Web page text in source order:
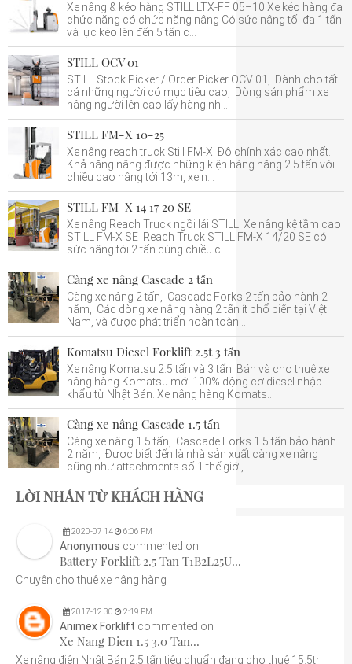
Xe nâng & kéo hàng STILL LTX-FF 05–10 Xe kéo hàng đa
chức năng có chức năng nâng Có sức nâng tối đa 1 tấn
và lực kéo lên đến 5 tấn c...
STILL OCV 01
STILL Stock Picker / Order Picker OCV 01, Dành cho tất
cả những người có mục tiêu cao, Dòng sản phẩm xe
nâng người lên cao lấy hàng nh...
STILL FM-X 10-25
Xe nâng reach truck Still FM-X Độ chính xác cao nhất.
Khả năng nâng được những kiện hàng nặng 2.5 tấn với
chiều cao nâng tới 13m, xe n...
STILL FM-X 14 17 20 SE
Xe nâng Reach Truck ngồi lái STILL Xe nâng kệ tầm cao
STILL FM-X SE Reach Truck STILL FM-X 14/20 SE có
sức nâng tới 2 tấn cùng chiều c...
Càng xe nâng Cascade 2 tấn
Càng xe nâng 2 tấn, Cascade Forks 2 tấn bảo hành 2
năm, Các dòng xe nâng hàng 2 tấn ít phổ biến tại Việt
Nam, và được phát triển hoàn toàn...
Komatsu Diesel Forklift 2.5t 3 tấn
Xe nâng Komatsu 2.5 tấn và 3 tấn: Bán và cho thuê xe
nâng hàng Komatsu mới 100% động cơ diesel nhập
khẩu từ Nhật Bản. Xe nâng hàng Komats...
Càng xe nâng Cascade 1.5 tấn
Càng xe nâng 1.5 tấn, Cascade Forks 1.5 tấn bảo hành
2 năm, Được biết đến là nhà sản xuất càng xe nâng
cũng như attachments số 1 thế giới,...
LỜI NHẮN TỪ KHÁCH HÀNG
Anonymous commented on
Battery Forklift 2.5 Tan T1B2L25U...
2020-07 14 6:06 PM
Chuyên cho thuê xe nâng hàng
Animex Forklift commented on
Xe Nang Dien 1.5 3.0 Tan...
2017-12 30 2:19 PM
Xe nâng điện Nhật Bản 2.5 tấn tiêu chuẩn đang cho thuê 15.5tr